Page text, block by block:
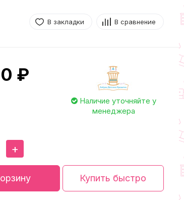
В закладки В сравнение
₽
Наличие уточняйте у
менеджера
+
Купить быстро